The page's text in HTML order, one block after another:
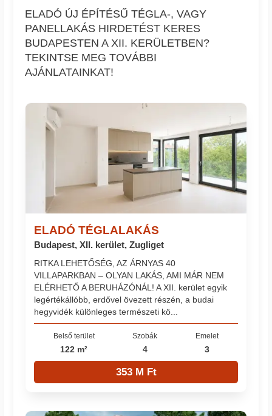
ELADÓ ÚJ ÉPÍTÉSŰ TÉGLA-, VAGY
PANELLAKÁS HIRDETÉST KERES
BUDAPESTEN A XII. KERÜLETBEN?
TEKINTSE MEG TOVÁBBI
AJÁNLATAINKAT!
ELADÓ TÉGLALAKÁS
Budapest, XII. kerület, Zugliget
RITKA LEHETŐSÉG, AZ ÁRNYAS 40
VILLAPARKBAN – OLYAN LAKÁS, AMI MÁR NEM
ELÉRHETŐ A BERUHÁZÓNÁL! A XII. kerület egyik
legértékállóbb, erdővel övezett részén, a budai
hegyvidék különleges természeti kö...
Belső terület
122 m²
Szobák
4
Emelet
3
353 M Ft